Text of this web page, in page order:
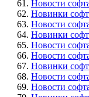
61. Новости
62. Новинки
63. Новости
64. Новинки
65. Новости
66. Новости
67. Новинки
68. Новости
69. Новости